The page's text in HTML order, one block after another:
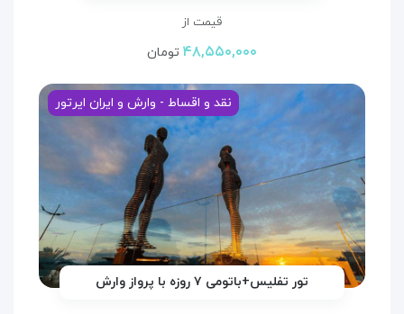
قیمت از
۴۸,۵۵۰,۰۰۰ تومان
نقد و اقساط - وارش و ایران ایرتور
تور تفلیس+باتومی ۷ روزه با پرواز وارش